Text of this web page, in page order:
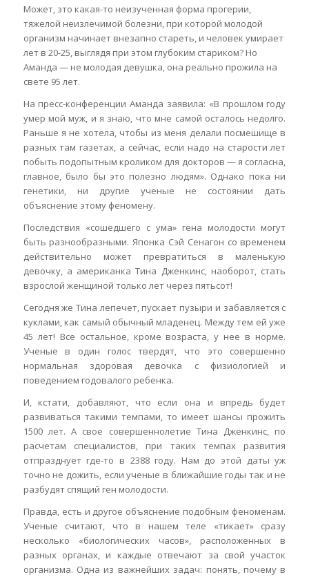
Может, это какая-то неизученная форма прогерии,
тяжелой неизлечимой болезни, при которой молодой
организм начинает внезапно стареть, и человек умирает
лет в 20-25, выглядя при этом глубоким стариком? Но
Аманда — не молодая девушка, она реально прожила на
свете 95 лет.
На пресс-конференции Аманда заявила: «В прошлом году
умер мой муж, и я знаю, что мне самой осталось недолго.
Раньше я не хотела, чтобы из меня делали посмешище в
разных там газетах, а сейчас, если надо на старости лет
побыть подопытным кроликом для докторов — я согласна,
главное, было бы это полезно людям». Однако пока ни
генетики, ни другие ученые не состоянии дать
объяснение этому феномену.
Последствия «сошедшего с ума» гена молодости могут
быть разнообразными. Японка Сэй Сенагон со временем
действительно может превратиться в маленькую
девочку, а американка Тина Дженкинс, наоборот, стать
взрослой женщиной только лет через пятьсот!
Сегодня же Тина лепечет, пускает пузыри и забавляется с
куклами, как самый обычный младенец. Между тем ей уже
45 лет! Все остальное, кроме возраста, у нее в норме.
Ученые в один голос твердят, что это совершенно
нормальная здоровая девочка с физиологией и
поведением годовалого ребенка.
И, кстати, добавляют, что если она и впредь будет
развиваться такими темпами, то имеет шансы прожить
1500 лет. А свое совершеннолетие Тина Дженкинс, по
расчетам специалистов, при таких темпах развития
отпразднует где-то в 2388 году. Нам до этой даты уж
точно не дожить, если ученые в ближайшие годы так и не
разбудят спящий ген молодости.
Правда, есть и другое объяснение подобным феноменам.
Ученые считают, что в нашем теле «тикает» сразу
несколько «биологических часов», расположенных в
разных органах, и каждые отвечают за свой участок
организма. Одна из важнейших задач: понять, почему в